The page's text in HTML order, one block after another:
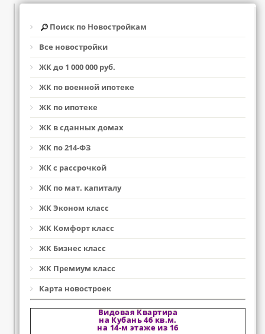
Поиск по Новостройкам
Все новостройки
ЖК до 1 000 000 руб.
ЖК по военной ипотеке
ЖК по ипотеке
ЖК в сданных домах
ЖК по 214-ФЗ
ЖК с рассрочкой
ЖК по мат. капиталу
ЖК Эконом класс
ЖК Комфорт класс
ЖК Бизнес класс
ЖК Премиум класс
Карта новостроек
Видовая Квартира
на Кубань 46 кв.м.
на 14-м этаже из 16